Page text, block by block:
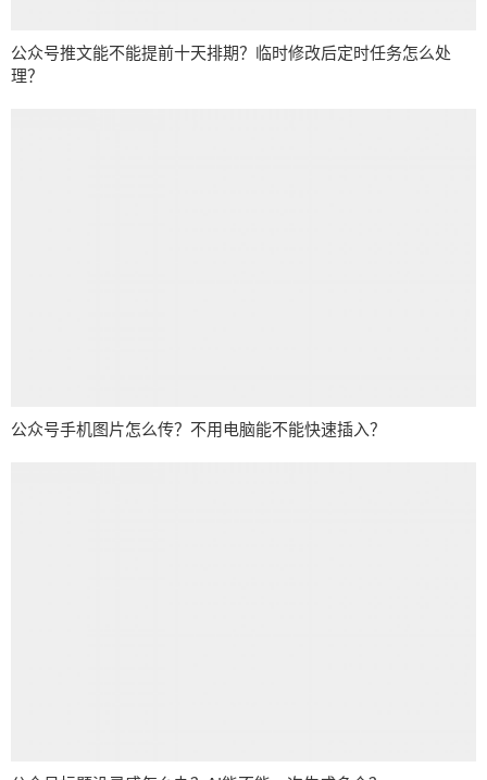
公众号推文能不能提前十天排期？临时修改后定时任务怎么处
理？
公众号手机图片怎么传？不用电脑能不能快速插入？